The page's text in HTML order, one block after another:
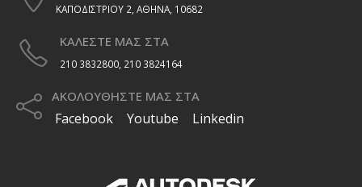
ΚΑΠΟΔΙΣΤΡΙΟΥ 2, ΑΘΗΝΑ, 10682
ΚΑΛΕΣΤΕ ΜΑΣ ΣΤΑ
210 3832800, 210 3824164
ΑΚΟΛΟΥΘΗΣΤΕ ΜΑΣ ΣΤΑ
Facebook Youtube Linkedin